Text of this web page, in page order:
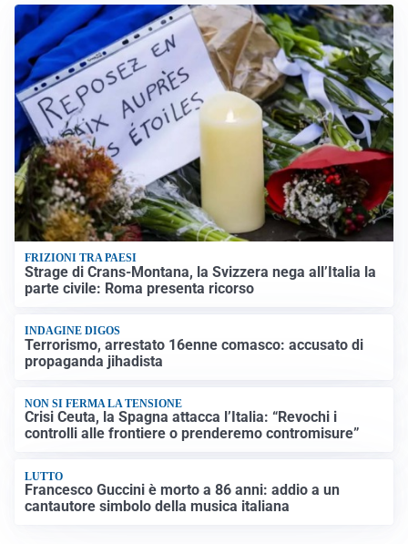
FRIZIONI TRA PAESI
Strage di Crans-Montana, la Svizzera nega all’Italia la
parte civile: Roma presenta ricorso
INDAGINE DIGOS
Terrorismo, arrestato 16enne comasco: accusato di
propaganda jihadista
NON SI FERMA LA TENSIONE
Crisi Ceuta, la Spagna attacca l’Italia: “Revochi i
controlli alle frontiere o prenderemo contromisure”
LUTTO
Francesco Guccini è morto a 86 anni: addio a un
cantautore simbolo della musica italiana